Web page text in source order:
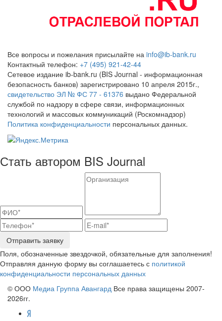
Все вопросы и пожелания присылайте на info@ib-bank.ru
Контактный телефон: +7 (495) 921-42-44
Сетевое издание ib-bank.ru (BIS Journal - информационная
безопасность банков) зарегистрировано 10 апреля 2015г.,
свидетельство ЭЛ № ФС 77 - 61376 выдано Федеральной
службой по надзору в сфере связи, информационных
технологий и массовых коммуникаций (Роскомнадзор)
Политика конфиденциальности персональных данных.
Стать автором BIS Journal
Отправить заявку
Поля, обозначенные звездочкой, обязательные для заполнения!
Отправляя данную форму вы соглашаетесь с политикой
конфиденциальности персональных данных
© ООО Медиа Группа Авангард Все права защищены 2007-
2026гг.